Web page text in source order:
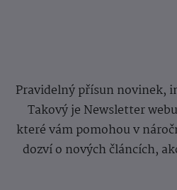
Pravidelný přísun novinek,
Takový je Newsletter
které vám pomohou v
dozví o nových článcích,